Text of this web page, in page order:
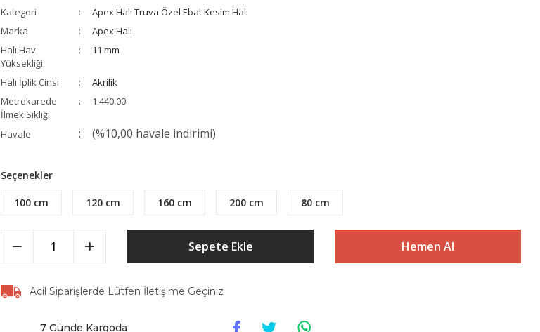
Kategori
Apex Halı Truva Özel Ebat Kesim Halı
Marka
Apex Halı
Halı Hav
Yüksekliği
11 mm
Halı İplik Cinsi
Akrilik
Metrekarede
İlmek Sıklığı
1.440.00
Havale (%10,00 havale indirimi)
Seçenekler
100 cm 120 cm 160 cm 200 cm 80 cm
Sepete Ekle Hemen Al
Acil Siparişlerde Lütfen İletişime Geçiniz
7 Günde Kargoda